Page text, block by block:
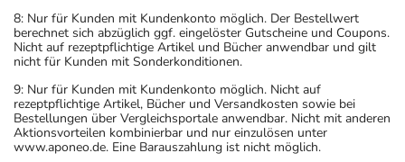
8: Nur für Kunden mit Kundenkonto möglich. Der Bestellwert
berechnet sich abzüglich ggf. eingelöster Gutscheine und Coupons.
Nicht auf rezeptpflichtige Artikel und Bücher anwendbar und gilt
nicht für Kunden mit Sonderkonditionen.
9: Nur für Kunden mit Kundenkonto möglich. Nicht auf
rezeptpflichtige Artikel, Bücher und Versandkosten sowie bei
Bestellungen über Vergleichsportale anwendbar. Nicht mit anderen
Aktionsvorteilen kombinierbar und nur einzulösen unter
www.aponeo.de. Eine Barauszahlung ist nicht möglich.